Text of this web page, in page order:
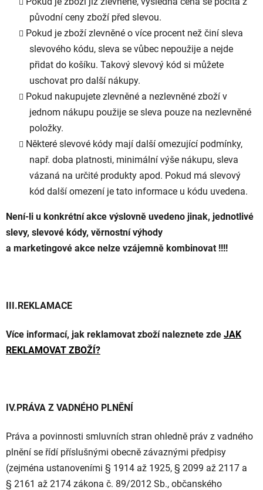
původní ceny zboží před slevou.
Pokud je zboží zlevněné o více procent než činí sleva
slevového kódu, sleva se vůbec nepoužije a nejde
přidat do košíku. Takový slevový kód si můžete
uschovat pro další nákupy.
Pokud nakupujete zlevněné a nezlevněné zboží v
jednom nákupu použije se sleva pouze na nezlevněné
položky.
Některé slevové kódy mají další omezující podmínky,
např. doba platnosti, minimální výše nákupu, sleva
vázaná na určité produkty apod. Pokud má slevový
kód další omezení je tato informace u kódu uvedena.
Není-li u konkrétní akce výslovně uvedeno jinak, jednotlivé
slevy, slevové kódy, věrnostní výhody
a marketingové akce nelze vzájemně kombinovat !!!!
III.REKLAMACE
Více informací, jak reklamovat zboží naleznete zde JAK
REKLAMOVAT ZBOŽÍ?
IV.PRÁVA Z VADNÉHO PLNĚNÍ
Práva a povinnosti smluvních stran ohledně práv z vadného
plnění se řídí příslušnými obecně závaznými předpisy
(zejména ustanoveními § 1914 až 1925, § 2099 až 2117 a
§ 2161 až 2174 zákona č. 89/2012 Sb., občanského